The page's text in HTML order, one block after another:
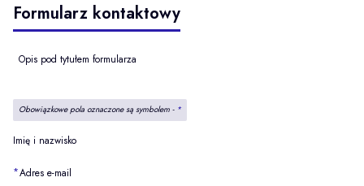
Formularz kontaktowy
Opis pod tytułem formularza
Obowiązkowe pola oznaczone są symbolem - *
Imię i nazwisko
*Adres e-mail